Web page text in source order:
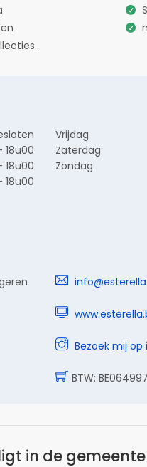
18u00
18u00
18u00
Vrijdag
Zaterdag
Zondag
Bezoek mij
BTW:
in de